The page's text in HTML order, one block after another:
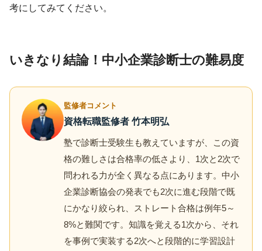
考にしてみてください。
いきなり結論！中小企業診断士の難易度
監修者コメント
資格転職監修者 竹本明弘
塾で診断士受験生も教えていますが、この資
格の難しさは合格率の低さより、1次と2次で
問われる力が全く異なる点にあります。中小
企業診断協会の発表でも2次に進む段階で既
にかなり絞られ、ストレート合格は例年5～
8%と難関です。知識を覚える1次から、それ
を事例で実装する2次へと段階的に学習設計